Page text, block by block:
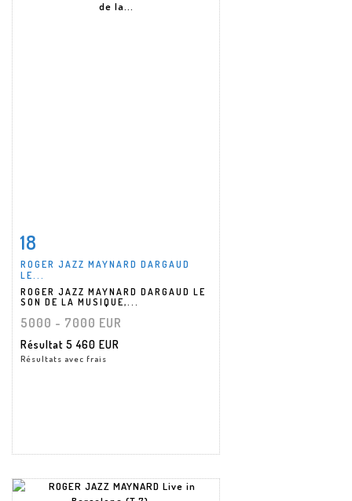
Fiche détaillée
18
ROGER JAZZ MAYNARD DARGAUD
LE...
ROGER JAZZ MAYNARD DARGAUD LE
SON DE LA MUSIQUE,...
5000 - 7000 EUR
Résultat 5 460 EUR
Résultats avec frais